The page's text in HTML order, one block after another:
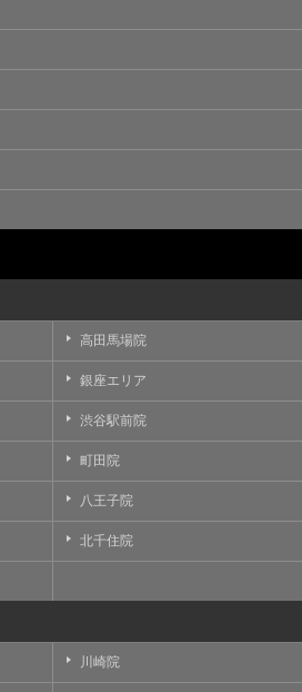
高田馬場院
銀座エリア
渋谷駅前院
町田院
八王子院
北千住院
川崎院